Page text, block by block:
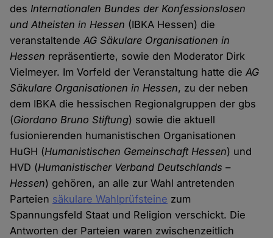
desInternationalen Bundes der Konfessionslosen
und Atheisten in Hessen (IBKA Hessen) die
veranstaltendeAG Säkulare Organisationen in
Hessen repräsentierte, sowie den Moderator Dirk
Vielmeyer. Im Vorfeld der Veranstaltung hatte dieAG
Säkulare Organisationen in Hessen, zu der neben
dem IBKA die hessischen Regionalgruppen der gbs
(Giordano Bruno Stiftung) sowie die aktuell
fusionierenden humanistischen Organisationen
HuGH (Humanistischen Gemeinschaft Hessen) und
HVD (Humanistischer Verband Deutschlands –
Hessen) gehören, an alle zur Wahl antretenden
Parteien säkulare Wahlprüfsteine zum
Spannungsfeld Staat und Religion verschickt. Die
Antworten der Parteien waren zwischenzeitlich